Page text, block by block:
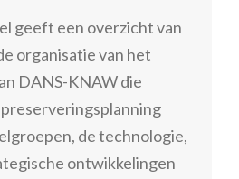
geeft een overzicht van
organisatie van het
DANS-KNAW die
de technologie,
ontwikkelingen